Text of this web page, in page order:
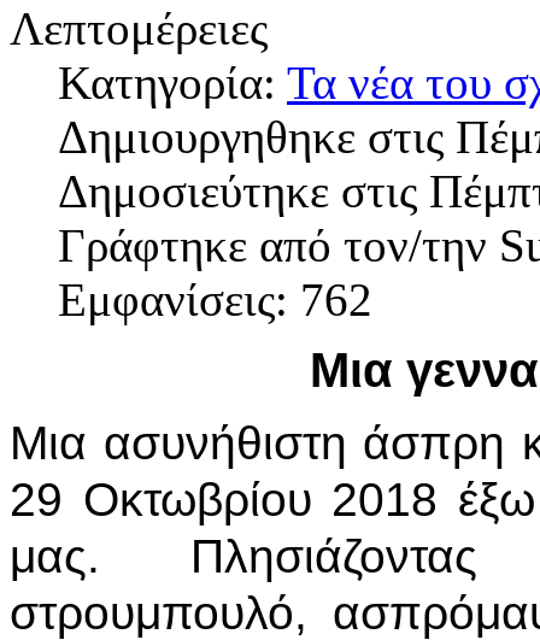
Λεπτομέρειες
Κατηγορία: Τα νέα του
Δημιουργηθηκε στις
Δημοσιεύτηκε στις
Γράφτηκε από τον/την
Εμφανίσεις: 762
Μια
Μια ασυνήθιστη άσπρη
29 Οκτωβρίου 2018
μας.
στρουμπουλό,